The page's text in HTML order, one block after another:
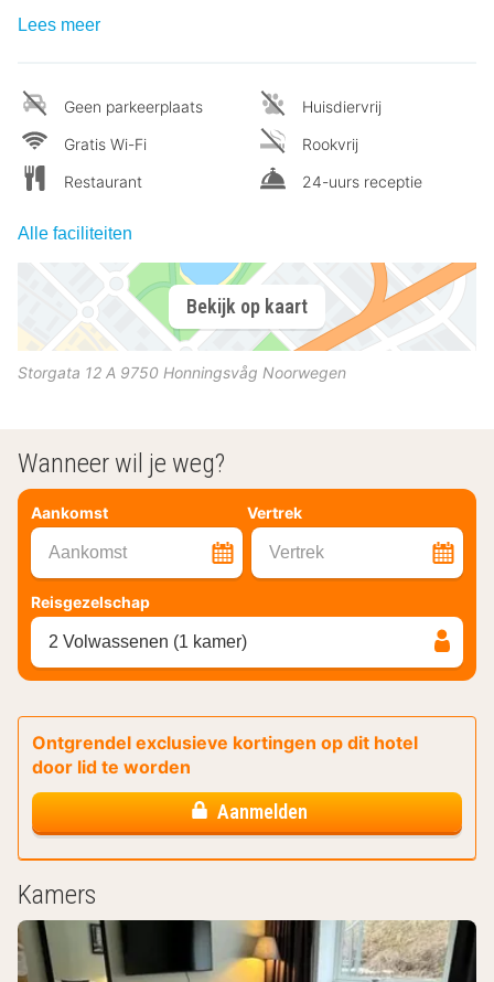
Lees meer
Geen parkeerplaats
Gratis Wi-Fi
Restaurant
Huisdiervrij
Rookvrij
24-uurs receptie
Alle faciliteiten
Bekijk op kaart
Storgata 12 A 9750 Honningsvåg Noorwegen
Wanneer wil je weg?
Aankomst Vertrek
Aankomst Vertrek
Reisgezelschap
2 Volwassenen (1 kamer)
Ontgrendel exclusieve kortingen op dit hotel
door lid te worden
Aanmelden
Kamers